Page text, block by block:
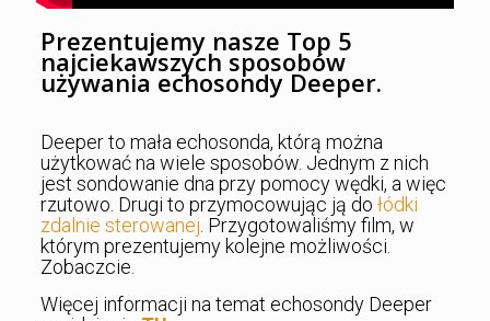
Prezentujemy nasze Top 5
najciekawszych sposobów
używania echosondy Deeper.
Deeper to mała echosonda, którą można
użytkować na wiele sposobów. Jednym z nich
jest sondowanie dna przy pomocy wędki, a więc
rzutowo. Drugi to przymocowując ją do łódki
zdalnie sterowanej . Przygotowaliśmy film, w
którym prezentujemy kolejne możliwości.
Zobaczcie.
Więcej informacji na temat echosondy Deeper